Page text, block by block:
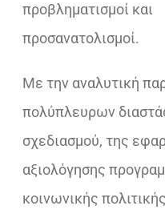
προβληματισμοί και
προσανατολισμοί.
Με την αναλυτική
πολύπλευρων
σχεδιασμού, της
αξιολόγησης
κοινωνικής